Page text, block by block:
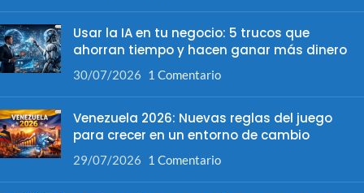
Usar la IA en tu negocio: 5 trucos que
ahorran tiempo y hacen ganar más dinero
30/07/2026 1 Comentario
Venezuela 2026: Nuevas reglas del juego
para crecer en un entorno de cambio
29/07/2026 1 Comentario